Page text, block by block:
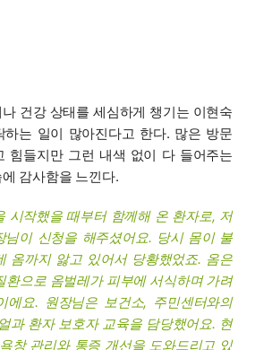
건강 상태를 세심하게 챙기는 이현숙
하는 일이 많아진다고 한다. 많은 방문
힘들지만 그런 내색 없이 다 들어주는
감사함을 느낀다.
시작했을 때부터 함께해 온 환자로, 저
님이 신청을 해주셨어요. 당시 몸이 불
옴까지 앓고 있어서 당황했었죠. 옴은
환으로 옴벌레가 피부에 서식하며 가려
에요. 원장님은 보건소, 주민센터와의
과 환자 보호자 교육을 담당했어요. 현
창 관리와 통증 개선을 도와드리고 있